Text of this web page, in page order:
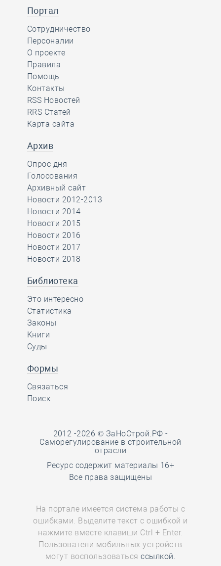
Портал
Сотрудничество
Персоналии
О проекте
Правила
Помощь
Контакты
RSS Новостей
RRS Статей
Карта сайта
Архив
Опрос дня
Голосования
Архивный сайт
Новости 2012-2013
Новости 2014
Новости 2015
Новости 2016
Новости 2017
Новости 2018
Библиотека
Это интересно
Статистика
Законы
Книги
Суды
Формы
Связаться
Поиск
2012 -2026 © ЗаНоСтрой.РФ -
Саморегулирование в строительной
отрасли
Ресурс содержит материалы 16+
Все права защищены
На портале имеется система работы с
ошибками. Выделите текст с ошибкой и
нажмите вместе клавиши Ctrl + Enter.
Пользователи мобильных устройств
могут воспользоватьсяссылкой.